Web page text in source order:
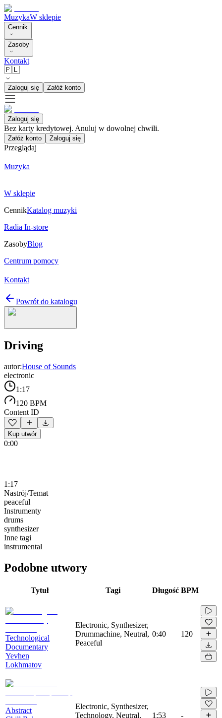
MuzykaW sklepie
Cennik
Zasoby
Kontakt
🇵🇱
Zaloguj się Załóż konto
Zaloguj się
Bez karty kredytowej. Anuluj w dowolnej chwili.
Załóż konto Zaloguj się
Przeglądaj
Muzyka
W sklepie
CennikKatalog muzyki
Radia In-store
ZasobyBlog
Centrum pomocy
Kontakt
Powrót do katalogu
Driving
autor:House of Sounds
electronic
1:17
120 BPM
Content ID
Kup utwór
0:00
1:17
Nastrój/Temat
peaceful
Instrumenty
drums
synthesizer
Inne tagi
instrumental
Podobne utwory
Tytuł Tagi Długość BPM
Technological
Documentary
Yevhen
Lokhmatov
Electronic, Synthesizer,
Drummachine, Neutral,
Peaceful
0:40 120
Abstract
Electronic, Synthesizer,
Technology, Neutral,
1:53 -